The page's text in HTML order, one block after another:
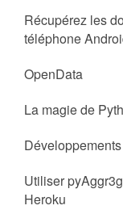
Récupérez les
téléphone
OpenData
La magie de
Utiliser
Heroku